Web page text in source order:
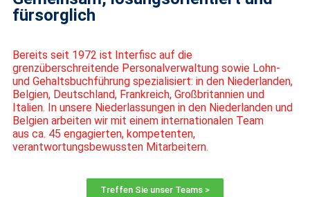
fürsorglich
Bereits seit 1972 ist Interfisc auf die
grenzüberschreitende Personalverwaltung sowie Lohn-
und Gehaltsbuchführung spezialisiert: in den Niederlanden,
Belgien, Deutschland, Frankreich, Großbritannien und
Italien. In unsere Niederlassungen in den Niederlanden und
Belgien arbeiten wir mit einem internationalen Team
aus ca. 45 engagierten, kompetenten,
verantwortungsbewussten Mitarbeitern.
Treffen Sie unser Teams >